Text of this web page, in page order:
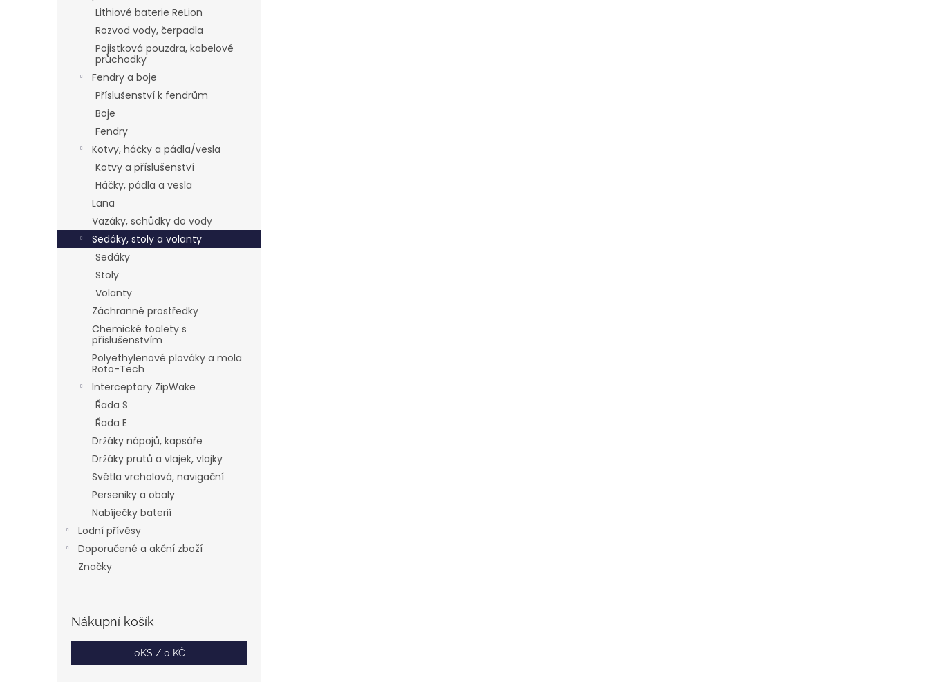
Lithiové baterie ReLion
Rozvod vody, čerpadla
Pojistková pouzdra, kabelové
průchodky
Fendry a boje
Příslušenství k fendrům
Boje
Fendry
Kotvy, háčky a pádla/vesla
Kotvy a příslušenství
Háčky, pádla a vesla
Lana
Vazáky, schůdky do vody
Sedáky, stoly a volanty
Sedáky
Stoly
Volanty
Záchranné prostředky
Chemické toalety s
příslušenstvím
Polyethylenové plováky a mola
Roto-Tech
Interceptory ZipWake
Řada S
Řada E
Držáky nápojů, kapsáře
Držáky prutů a vlajek, vlajky
Světla vrcholová, navigační
Perseniky a obaly
Nabíječky baterií
Lodní přívěsy
Doporučené a akční zboží
Značky
Nákupní košík
0KS / 0 KČ